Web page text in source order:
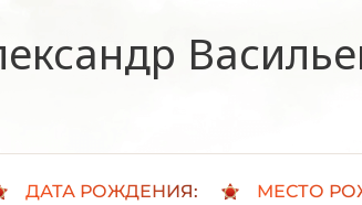
ДАТА РОЖДЕНИЯ:
МЕСТО